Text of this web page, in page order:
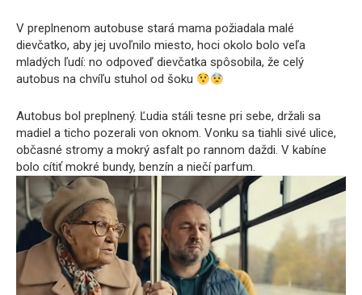
V preplnenom autobuse stará mama požiadala malé
dievčatko, aby jej uvoľnilo miesto, hoci okolo bolo veľa
mladých ľudí: no odpoveď dievčatka spôsobila, že celý
autobus na chvíľu stuhol od šoku
Autobus bol preplnený. Ľudia stáli tesne pri sebe, držali sa
madiel a ticho pozerali von oknom. Vonku sa tiahli sivé ulice,
občasné stromy a mokrý asfalt po rannom daždi. V kabíne
bolo cítiť mokré bundy, benzín a niečí parfum.